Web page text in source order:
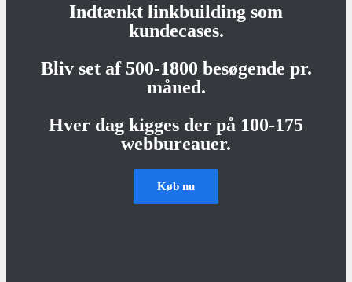
Indtænkt linkbuilding som
kundecases.
Bliv set af 500-1800 besøgende pr.
måned.
Hver dag kigges der på 100-175
webbureauer.
Køb nu